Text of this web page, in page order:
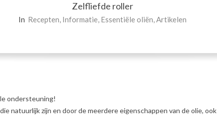
Zelfliefde roller
In Recepten, Informatie, Essentiële oliën,Artikelen
ondersteuning!
natuurlijk zijn en door de meerdere eigenschappen van de olie, ook